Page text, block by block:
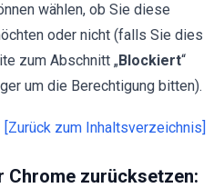
wählen, ob Sie diese
oder nicht (falls Sie dies
zum Abschnitt „Blockiert“
um die Berechtigung bitten).
[Zurück zum Inhaltsverzeichnis]
Chrome zurücksetzen: